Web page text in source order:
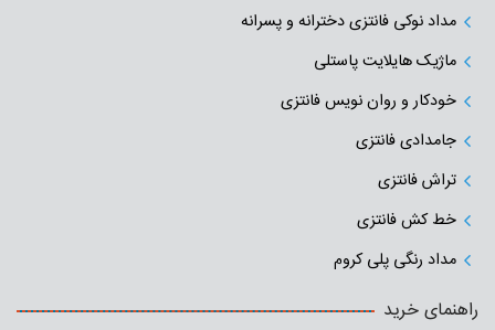
مداد نوکی فانتزی دخترانه و پسرانه
ماژیک هایلایت پاستلی
خودکار و روان نویس فانتزی
جامدادی‌ فانتزی
تراش فانتزی
خط کش فانتزی
مداد رنگی پلی کروم
راهنمای خرید